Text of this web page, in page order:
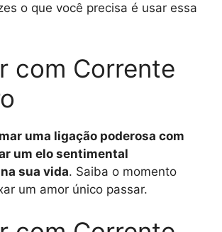
o que você precisa é usar essa
com Corrente
uma ligação poderosa com
um elo sentimental
sua vida. Saiba o momento
um amor único passar.